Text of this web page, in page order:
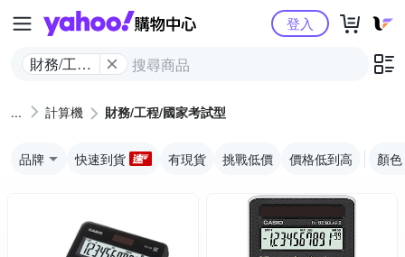
Yahoo購物中心
財務/工程/
型
登入
計算機 財務/工程/國家考試型
品牌 快速到貨 有現貨 挑戰低價 價格低到高 顏色